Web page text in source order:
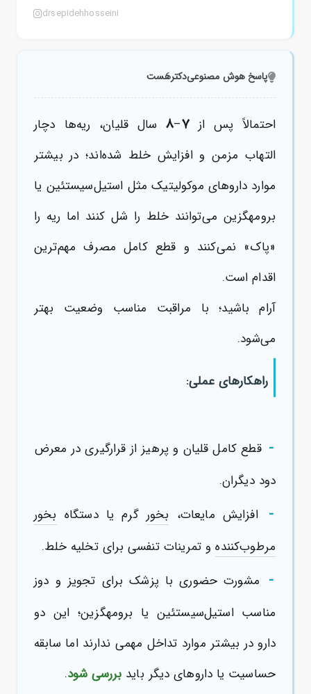
drsepidehhosseini
پاسخ هوش مصنوعیدکترهَست
احتمالاً پس از۷–۸سال قلیان، ریه‌ها دچار
التهاب مزمن و افزایش خلط شده‌اند؛ در بیشتر
موارد داروهای موکولیتیک مثل استیل‌سیستئین یا
برومهگزین می‌توانند خلط را شل کنند اما ریه را
«پاک» نمی‌کنند و قطع کامل مصرف مهم‌ترین
اقدام است.
آرام باشید؛ با مراقبت مناسب وضعیت بهتر
می‌شود.
راهکارهای عملی:
- قطع کامل قلیان و پرهیز از قرارگیری در معرض
دود دیگران.
- افزایش مایعات، بخور گرم یا دستگاه بخور
مرطوب‌کنندهو تمرینات تنفسی برای تخلیه خلط.
- مشورت حضوری با پزشک برای تجویز و دوز
مناسب استیل‌سیستئین یا برومهگزین؛ این دو
دارو در بیشتر موارد تداخل مهمی ندارند اما سابقه
حساسیت یا داروهای دیگر باید بررسی شود.